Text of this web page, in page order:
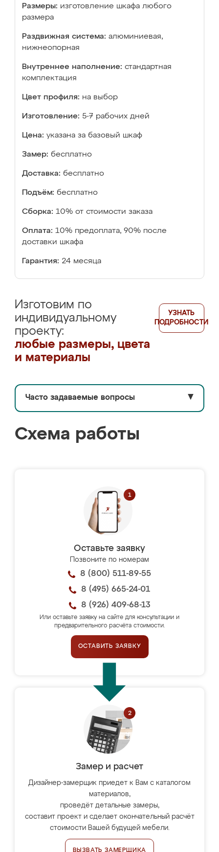
Размеры: изготовление шкафа любого
размера
Раздвижная система: алюминиевая,
нижнеопорная
Внутреннее наполнение: стандартная
комплектация
Цвет профиля: на выбор
Изготовление: 5-7 рабочих дней
Цена: указана за базовый шкаф
Замер: бесплатно
Доставка: бесплатно
Подъём: бесплатно
Сборка: 10% от стоимости заказа
Оплата: 10% предоплата, 90% после
доставки шкафа
Гарантия: 24 месяца
Изготовим по
индивидуальному
проекту:
любые размеры, цвета
и материалы
УЗНАТЬ
ПОДРОБНОСТИ
Часто задаваемые вопросы ▼
Схема работы
Оставьте заявку
Позвоните по номерам
8 (800) 511-89-55
8 (495) 665-24-01
8 (926) 409-68-13
Или оставьте заявку на сайте для консультации и
предварительного расчёта стоимости.
ОСТАВИТЬ ЗАЯВКУ
Замер и расчет
Дизайнер-замерщик приедет к Вам с каталогом
материалов,
проведёт детальные замеры,
составит проект и сделает окончательный расчёт
стоимости Вашей будущей мебели.
ВЫЗВАТЬ ЗАМЕРЩИКА